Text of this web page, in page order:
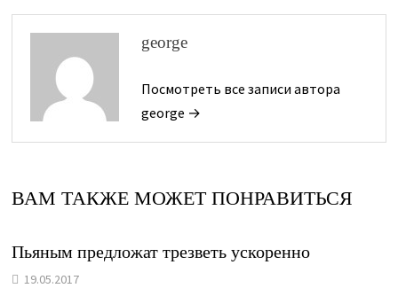
george
Посмотреть все записи автора
george →
ВАМ ТАКЖЕ МОЖЕТ ПОНРАВИТЬСЯ
Пьяным предложат трезветь ускоренно
19.05.2017